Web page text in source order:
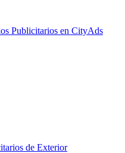
Publicitarios en CityAds
de Exterior